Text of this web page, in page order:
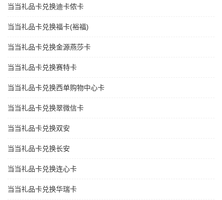
当当礼品卡兑换迪卡侬卡
当当礼品卡兑换福卡(裕福)
当当礼品卡兑换金源燕莎卡
当当礼品卡兑换赛特卡
当当礼品卡兑换西单购物中心卡
当当礼品卡兑换翠微信卡
当当礼品卡兑换双安
当当礼品卡兑换长安
当当礼品卡兑换连心卡
当当礼品卡兑换华瑞卡